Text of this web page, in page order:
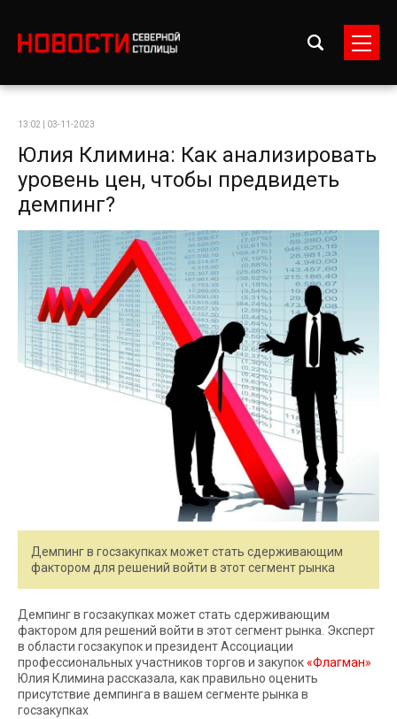
13:02 | 03-11-2023
Юлия Климина: Как анализировать
уровень цен, чтобы предвидеть
демпинг?
Демпинг в госзакупках может стать сдерживающим
фактором для решений войти в этот сегмент рынка
Демпинг в госзакупках может стать сдерживающим
фактором для решений войти в этот сегмент рынка. Эксперт
в области госзакупок и президент Ассоциации
профессиональных участников торгов и закупок«Флагман»
Юлия Климина рассказала, как правильно оценить
присутствие демпинга в вашем сегменте рынка в
госзакупках